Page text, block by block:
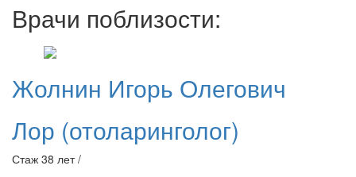
Врачи поблизости:
Жолнин Игорь Олегович
Лор (отоларинголог)
Стаж 38 лет /